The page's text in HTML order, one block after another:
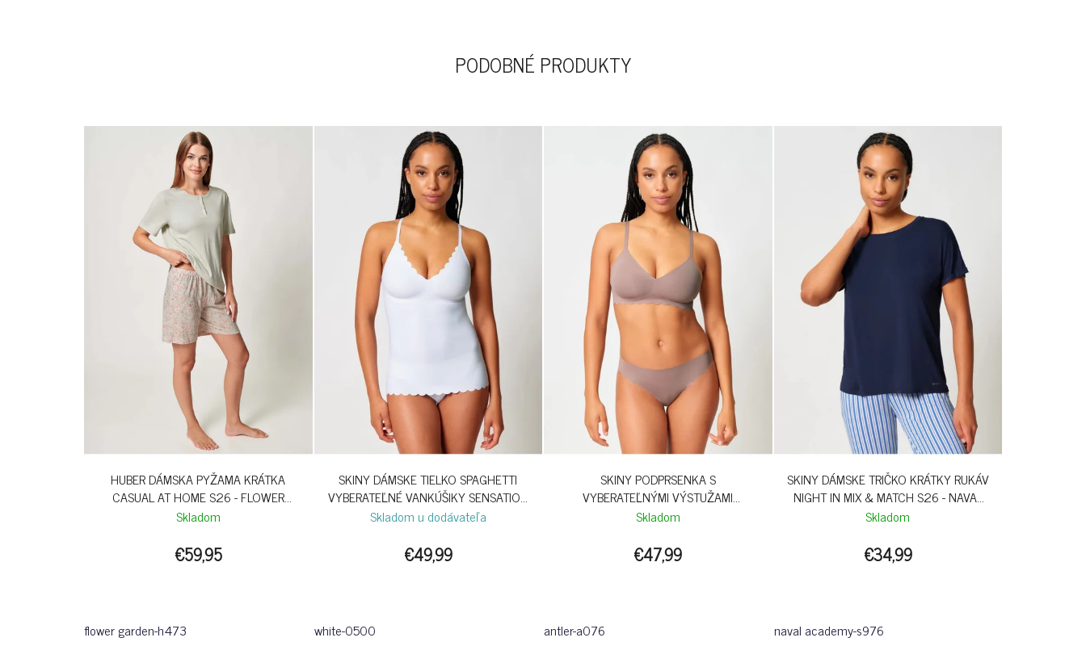
PODOBNÉ PRODUKTY
HUBER DÁMSKA PYŽAMA KRÁTKA
CASUAL AT HOME S26 - FLOWER
GARDEN
Skladom
€59,95
flower garden-h473
SKINY DÁMSKE TIELKO SPAGHETTI
VYBERATEĽNÉ VANKÚŠIKY SENSATION
B26 - WHITE
Skladom u dodávateľa
€49,99
white-0500
SKINY PODPRSENKA S
VYBERATEĽNÝMI VÝSTUŽAMI
SENSATION S26 - ANTLER
Skladom
€47,99
antler-a076
SKINY DÁMSKE TRIČKO KRÁTKY RUKÁV
NIGHT IN MIX & MATCH S26 - NAVAL
ACADEMY
Skladom
€34,99
naval academy-s976